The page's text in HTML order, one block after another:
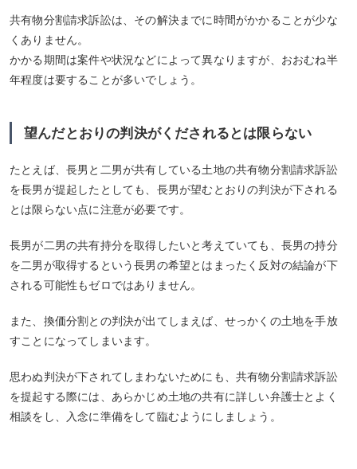
共有物分割請求訴訟は、その解決までに時間がかかることが少な
くありません。
かかる期間は案件や状況などによって異なりますが、おおむね半
年程度は要することが多いでしょう。
望んだとおりの判決がくだされるとは限らない
たとえば、長男と二男が共有している土地の共有物分割請求訴訟
を長男が提起したとしても、長男が望むとおりの判決が下される
とは限らない点に注意が必要です。
長男が二男の共有持分を取得したいと考えていても、長男の持分
を二男が取得するという長男の希望とはまったく反対の結論が下
される可能性もゼロではありません。
また、換価分割との判決が出てしまえば、せっかくの土地を手放
すことになってしまいます。
思わぬ判決が下されてしまわないためにも、共有物分割請求訴訟
を提起する際には、あらかじめ土地の共有に詳しい弁護士とよく
相談をし、入念に準備をして臨むようにしましょう。